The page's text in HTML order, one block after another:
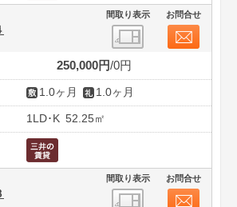
間取り表示 お問合せ
250,000円 0円
1.0ヶ月 1.0ヶ月
1LD･K 52.25㎡
間取り表示 お問合せ